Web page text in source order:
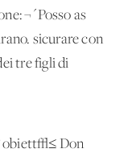
¬´Posso as
sicurare con
tre figli di
obiett√≤ Don